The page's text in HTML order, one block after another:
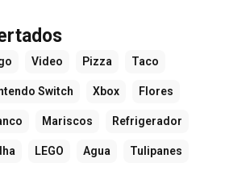
Video Pizza Taco
Switch Xbox Flores
Mariscos Refrigerador
LEGO Agua Tulipanes